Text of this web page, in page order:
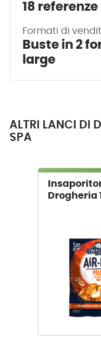
18 referenze
Formati di
Buste in 2
large
ALTRI LANCI DI
SPA
Drogheria